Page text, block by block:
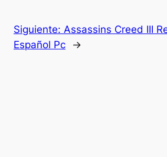
Siguiente: Assassins Creed III
Español Pc
→